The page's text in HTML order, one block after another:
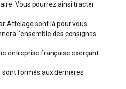
Vous pourrez ainsi tracter
Attelage sont là pour vous
l'ensemble des consignes
entreprise française exerçant
sont formés aux dernières